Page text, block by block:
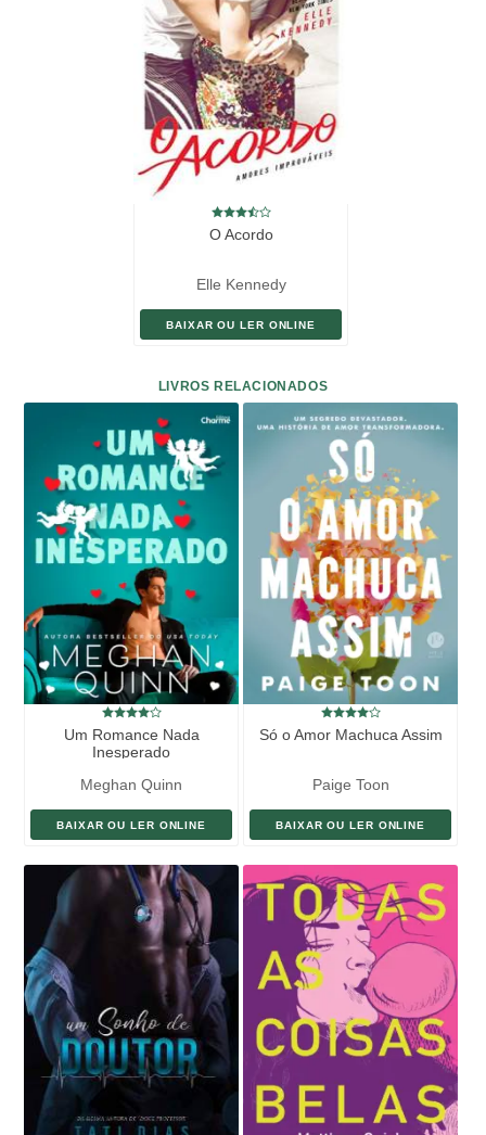
O Acordo
Elle Kennedy
BAIXAR OU LER ONLINE
LIVROS RELACIONADOS
Um Romance Nada
Inesperado
Meghan Quinn
BAIXAR OU LER ONLINE
Só o Amor Machuca Assim
Paige Toon
BAIXAR OU LER ONLINE